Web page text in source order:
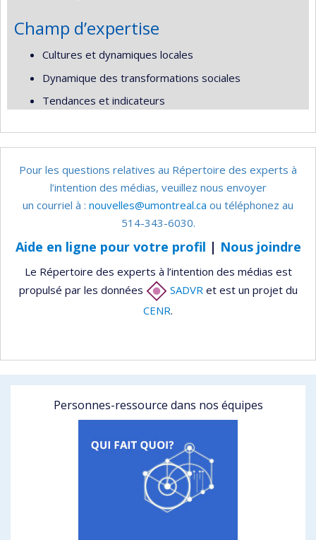
Champ d’expertise
Cultures et dynamiques locales
Dynamique des transformations sociales
Tendances et indicateurs
Pour les questions relatives au Répertoire des experts à
l’intention des médias, veuillez nous envoyer
un courriel à : nouvelles@umontreal.ca ou téléphonez au
514-343-6030.
Aide en ligne pour votre profil | Nous joindre
Le Répertoire des experts à l’intention des médias est
propulsé par les données
SADVR et est un projet du
CENR.
Personnes-ressource dans nos équipes